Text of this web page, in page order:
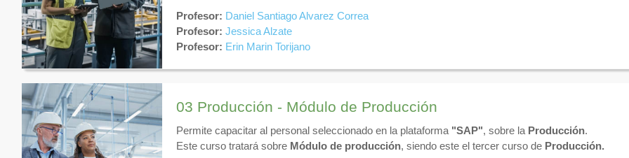
Profesor: Daniel Santiago Alvarez Correa
Profesor: Jessica Alzate
Profesor: Erin Marin Torijano
03 Producción - Módulo de Producción
Permite capacitar al personal seleccionado en la plataforma "SAP", sobre la Producción.
Este curso tratará sobre Módulo de producción, siendo este el tercer curso de Producción.